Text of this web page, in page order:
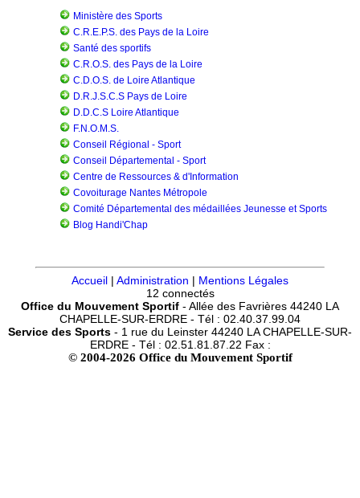
Ministère des Sports
C.R.E.P.S. des Pays de la Loire
Santé des sportifs
C.R.O.S. des Pays de la Loire
C.D.O.S. de Loire Atlantique
D.R.J.S.C.S Pays de Loire
D.D.C.S Loire Atlantique
F.N.O.M.S.
Conseil Régional - Sport
Conseil Départemental - Sport
Centre de Ressources & d'Information
Covoiturage Nantes Métropole
Comité Départemental des médaillées Jeunesse et Sports
Blog Handi'Chap
Accueil | Administration | Mentions Légales
12 connectés
Office du Mouvement Sportif - Allée des Favrières 44240 LA
CHAPELLE-SUR-ERDRE - Tél : 02.40.37.99.04
Service des Sports - 1 rue du Leinster 44240 LA CHAPELLE-SUR-
ERDRE - Tél : 02.51.81.87.22 Fax :
© 2004-2026 Office du Mouvement Sportif